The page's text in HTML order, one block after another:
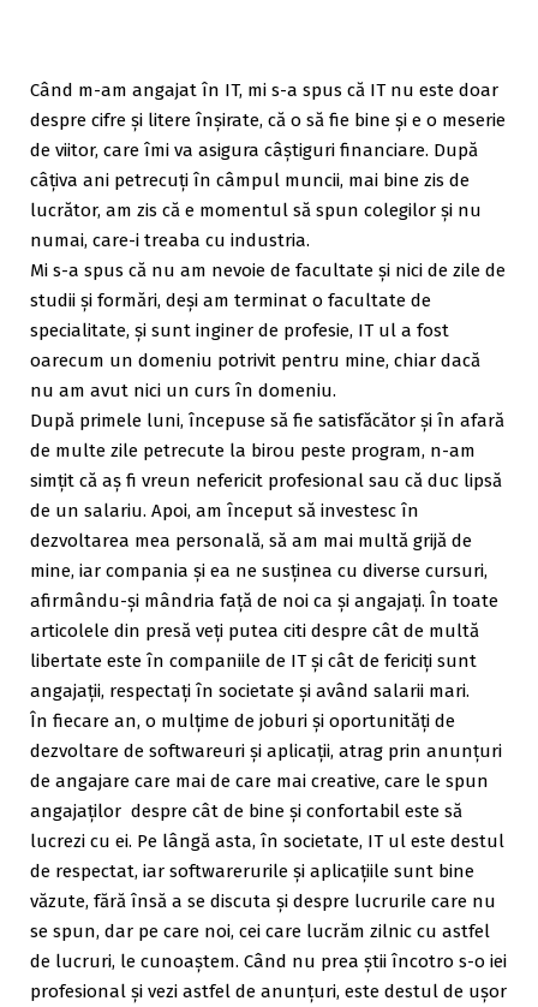
Când m-am angajat în IT, mi s-a spus că IT nu este doar
despre cifre și litere înșirate, că o să fie bine și e o meserie
de viitor, care îmi va asigura câștiguri financiare. După
câțiva ani petrecuți în câmpul muncii, mai bine zis de
lucrător, am zis că e momentul să spun colegilor și nu
numai, care-i treaba cu industria.
Mi s-a spus că nu am nevoie de facultate și nici de zile de
studii și formări, deși am terminat o facultate de
specialitate, și sunt inginer de profesie, IT ul a fost
oarecum un domeniu potrivit pentru mine, chiar dacă
nu am avut nici un curs în domeniu.
După primele luni, începuse să fie satisfăcător și în afară
de multe zile petrecute la birou peste program, n-am
simțit că aș fi vreun nefericit profesional sau că duc lipsă
de un salariu. Apoi, am început să investesc în
dezvoltarea mea personală, să am mai multă grijă de
mine, iar compania și ea ne susținea cu diverse cursuri,
afirmându-și mândria față de noi ca și angajați. În toate
articolele din presă veți putea citi despre cât de multă
libertate este în companiile de IT și cât de fericiți sunt
angajații, respectați în societate și având salarii mari.
În fiecare an, o mulțime de joburi și oportunități de
dezvoltare de softwareuri și aplicații, atrag prin anunțuri
de angajare care mai de care mai creative, care le spun
angajaților despre cât de bine și confortabil este să
lucrezi cu ei. Pe lângă asta, în societate, IT ul este destul
de respectat, iar softwarerurile și aplicațiile sunt bine
văzute, fără însă a se discuta și despre lucrurile care nu
se spun, dar pe care noi, cei care lucrăm zilnic cu astfel
de lucruri, le cunoaștem. Când nu prea știi încotro s-o iei
profesional și vezi astfel de anunțuri, este destul de ușor